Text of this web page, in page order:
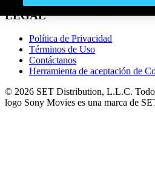
LEGAL
Política de Privacidad
Términos de Uso
Contáctanos
Herramienta de aceptación de
© 2026 SET Distribution, L.L.C.
logo Sony Movies es una marca de